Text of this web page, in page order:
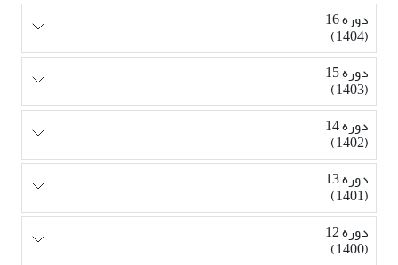
دوره 16
(1404)
دوره 15
(1403)
دوره 14
(1402)
دوره 13
(1401)
دوره 12
(1400)